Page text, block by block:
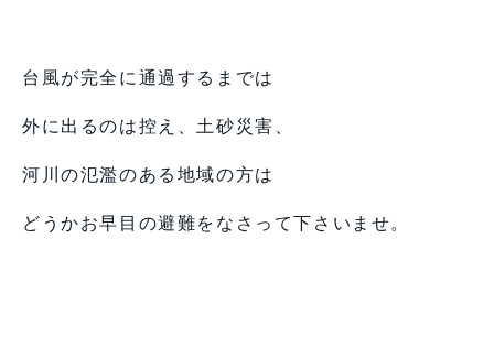
台風が完全に通過するまでは
外に出るのは控え、土砂災害、
河川の氾濫のある地域の方は
どうかお早目の避難をなさって下さいませ。